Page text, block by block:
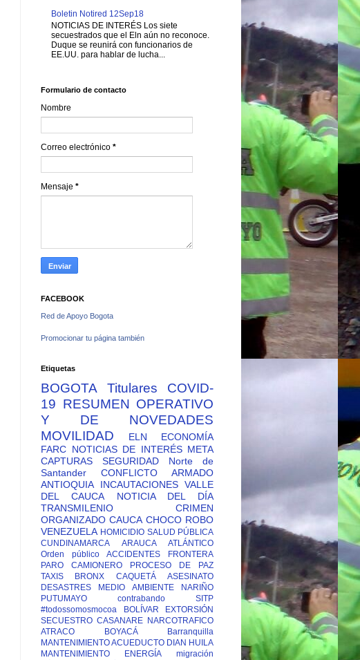
Boletin Notired 12Sep18
NOTICIAS DE INTERÉS Los siete
secuestrados que el Eln aún no reconoce.
Duque se reunirá con funcionarios de
EE.UU. para hablar de lucha...
Formulario de contacto
Nombre
Correo electrónico *
Mensaje *
FACEBOOK
Red de Apoyo Bogota
Promocionar tu página también
Etiquetas
BOGOTA Titulares
COVID-
19 RESUMEN OPERATIVO
Y DE NOVEDADES
MOVILIDAD
ELN
ECONOMÍA
FARC NOTICIAS DE INTERÉS META
CAPTURAS
SEGURIDAD
Norte de
Santander
CONFLICTO ARMADO
ANTIOQUIA
INCAUTACIONES VALLE
DEL CAUCA
NOTICIA DEL DÍA
TRANSMILENIO
CRIMEN
ORGANIZADO CAUCA CHOCO ROBO
VENEZUELA HOMICIDIO SALUD PÚBLICA
CUNDINAMARCA
ARAUCA
ATLÁNTICO
Orden público
ACCIDENTES
FRONTERA
PARO CAMIONERO
PROCESO DE PAZ
TAXIS
BRONX CAQUETÁ
ASESINATO
DESASTRES
MEDIO AMBIENTE
NARIÑO
PUTUMAYO
contrabando
SITP
#todossomosmocoa
BOLÍVAR
EXTORSIÓN
SECUESTRO CASANARE NARCOTRAFICO
ATRACO
BOYACÁ
Barranquilla
MANTENIMIENTO ACUEDUCTO DIAN HUILA
MANTENIMIENTO ENERGÍA
migración